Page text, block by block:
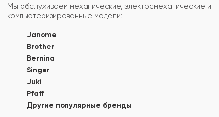
Мы обслуживаем механические, электромеханические и
компьютеризированные модели:
Janome
Brother
Bernina
Singer
Juki
Pfaff
Другие популярные бренды